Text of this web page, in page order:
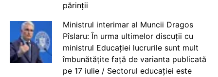
părinții
Ministrul interimar al Muncii Dragos
Pîslaru: În urma ultimelor discuții cu
ministrul Educației lucrurile sunt mult
îmbunătățite față de varianta publicată
pe 17 iulie / Sectorul educației este